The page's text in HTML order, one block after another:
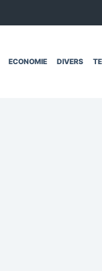
ECONOMIE DIVERS